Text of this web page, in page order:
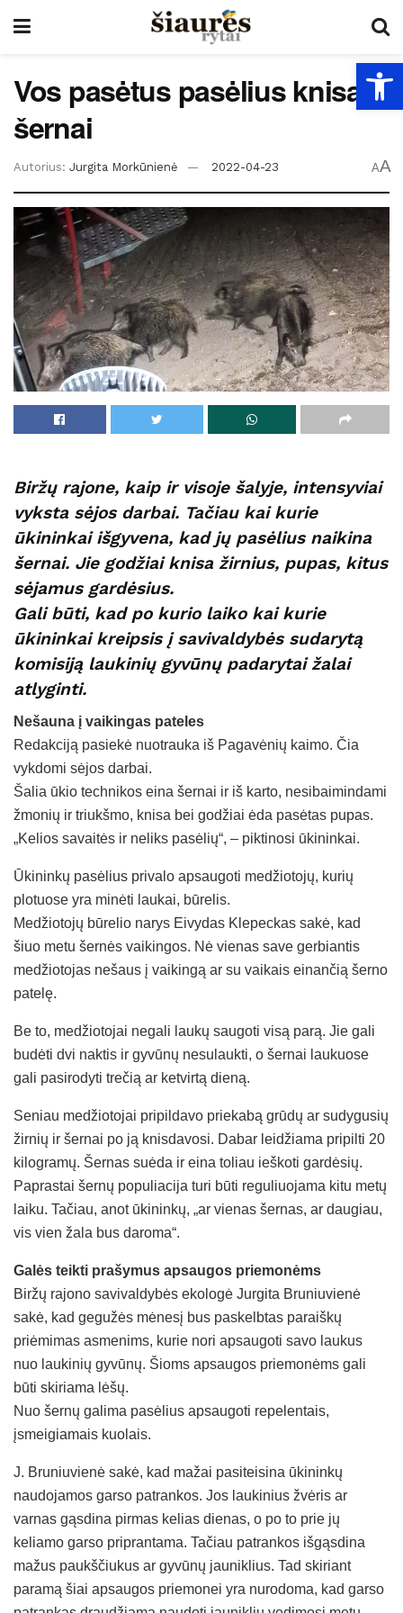
Vos pasėtus pasėlius knisa
šernai
Autorius: Jurgita Morkūnienė 2022-04-23 AA
Biržų rajone, kaip ir visoje šalyje, intensyviai
vyksta sėjos darbai. Tačiau kai kurie
ūkininkai išgyvena, kad jų pasėlius naikina
šernai. Jie godžiai knisa žirnius, pupas, kitus
sėjamus gardėsius.
Gali būti, kad po kurio laiko kai kurie
ūkininkai kreipsis į savivaldybės sudarytą
komisiją laukinių gyvūnų padarytai žalai
atlyginti.
Nešauna į vaikingas pateles
Redakciją pasiekė nuotrauka iš Pagavėnių kaimo. Čia
vykdomi sėjos darbai.
Šalia ūkio technikos eina šernai ir iš karto, nesibaimindami
žmonių ir triukšmo, knisa bei godžiai ėda pasėtas pupas.
„Kelios savaitės ir neliks pasėlių“, – piktinosi ūkininkai.
Ūkininkų pasėlius privalo apsaugoti medžiotojų, kurių
plotuose yra minėti laukai, būrelis.
Medžiotojų būrelio narys Eivydas Klepeckas sakė, kad
šiuo metu šernės vaikingos. Nė vienas save gerbiantis
medžiotojas nešaus į vaikingą ar su vaikais einančią šerno
patelę.
Be to, medžiotojai negali laukų saugoti visą parą. Jie gali
budėti dvi naktis ir gyvūnų nesulaukti, o šernai laukuose
gali pasirodyti trečią ar ketvirtą dieną.
Seniau medžiotojai pripildavo priekabą grūdų ar sudygusių
žirnių ir šernai po ją knisdavosi. Dabar leidžiama pripilti 20
kilogramų. Šernas suėda ir eina toliau ieškoti gardėsių.
Paprastai šernų populiacija turi būti reguliuojama kitu metų
laiku. Tačiau, anot ūkininkų, „ar vienas šernas, ar daugiau,
vis vien žala bus daroma“.
Galės teikti prašymus apsaugos priemonėms
Biržų rajono savivaldybės ekologė Jurgita Bruniuvienė
sakė, kad gegužės mėnesį bus paskelbtas paraiškų
priėmimas asmenims, kurie nori apsaugoti savo laukus
nuo laukinių gyvūnų. Šioms apsaugos priemonėms gali
būti skiriama lėšų.
Nuo šernų galima pasėlius apsaugoti repelentais,
įsmeigiamais kuolais.
J. Bruniuvienė sakė, kad mažai pasiteisina ūkininkų
naudojamos garso patrankos. Jos laukinius žvėris ar
varnas gąsdina pirmas kelias dienas, o po to prie jų
keliamo garso priprantama. Tačiau patrankos išgąsdina
mažus paukščiukus ar gyvūnų jauniklius. Tad skiriant
paramą šiai apsaugos priemonei yra nurodoma, kad garso